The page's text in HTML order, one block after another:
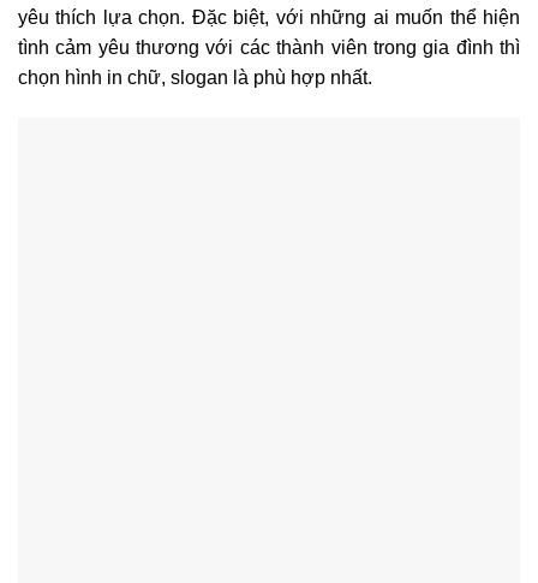
yêu thích lựa chọn. Đặc biệt, với những ai muốn thể hiện
tình cảm yêu thương với các thành viên trong gia đình thì
chọn hình in chữ, slogan là phù hợp nhất.